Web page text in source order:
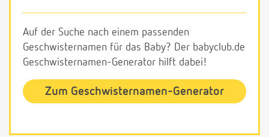
Auf der Suche nach einem passenden
Geschwisternamen für das Baby? Der babyclub.de
Geschwisternamen-Generator hilft dabei!
Zum Geschwisternamen-Generator